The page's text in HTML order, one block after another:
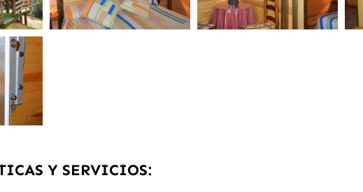
Y SERVICIOS: